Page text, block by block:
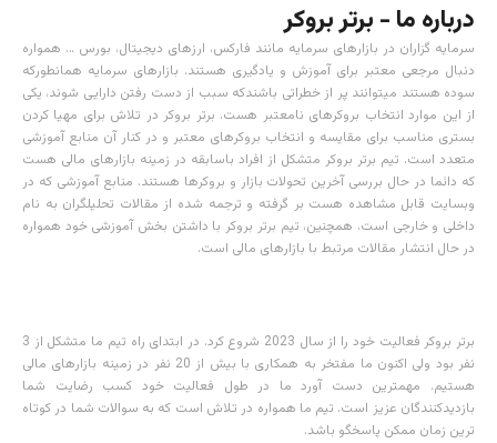
درباره ما - برتر بروکر
سرمایه گزاران در بازارهای سرمایه مانند فارکس، ارزهای دیجیتال، بورس … همواره
دنبال مرجعی معتبر برای آموزش و یادگیری هستند. بازارهای سرمایه همانطورکه
سوده هستند میتوانند پر از خطراتی باشندکه سبب از دست رفتن دارایی شوند، یکی
از این موارد انتخاب بروکرهای نامعتبر هست. برتر بروکر در تلاش برای مهیا کردن
بستری مناسب برای مقایسه و انتخاب بروکرهای معتبر و در کنار آن منابع آموزشی
متعدد است. تیم برتر بروکر متشکل از افراد باسابقه در زمینه بازارهای مالی هست
که دائما در حال بررسی آخرین تحولات بازار و بروکرها هستند. منابع آموزشی که در
وبسایت قابل مشاهده هست بر گرفته و ترجمه شده از مقالات تحلیلگران به نام
داخلی و خارجی است. همچنین، تیم برتر بروکر با داشتن بخش آموزشی خود همواره
در حال انتشار مقالات مرتبط با بازارهای مالی است.
برتر بروکر فعالیت خود را از سال 2023 شروع کرد. در ابتدای راه تیم ما متشکل از 3
نفر بود ولی اکنون ما مفتخر به همکاری با بیش از 20 نفر در زمینه بازارهای مالی
هستیم. مهمترین دست آورد ما در طول فعالیت خود کسب رضایت شما
بازدیدکنندگان عزیز است. تیم ما همواره در تلاش است که به سوالات شما در کوتاه
ترین زمان ممکن پاسخگو باشد.